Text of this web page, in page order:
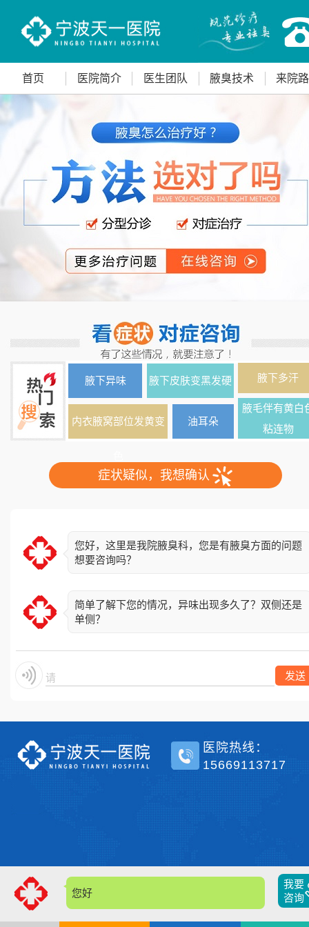
首页 医院简介 医生团队 腋臭技术 来院
腋下异味 腋下皮肤变黑发硬 腋下多汗
内衣腋窝部位发黄变 油耳朵
腋毛伴有黄白
粘连物
症状疑似，我想确认
您好，这里是我院腋臭科，您是有腋臭方面的问题
想要咨询吗？
简单了解下您的情况，异味出现多久了？双侧还是
单侧？
请 发送
您好，
我要
咨询
医院热线：
15669113717